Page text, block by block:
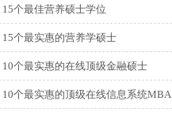
15个最佳营养硕士学位
15个最实惠的营养学硕士
10个最实惠的在线顶级金融硕士
10个最实惠的顶级在线信息系统MBA